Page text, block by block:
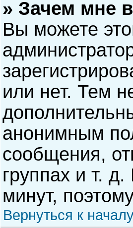
» Зачем мне
Вы можете
или нет. Тем
анонимным
сообщения,
группах и т.
минут,
Вернуться к